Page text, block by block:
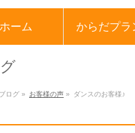
ホーム からだプラ
ブログ » お客様の声 » ダンスのお客様♪